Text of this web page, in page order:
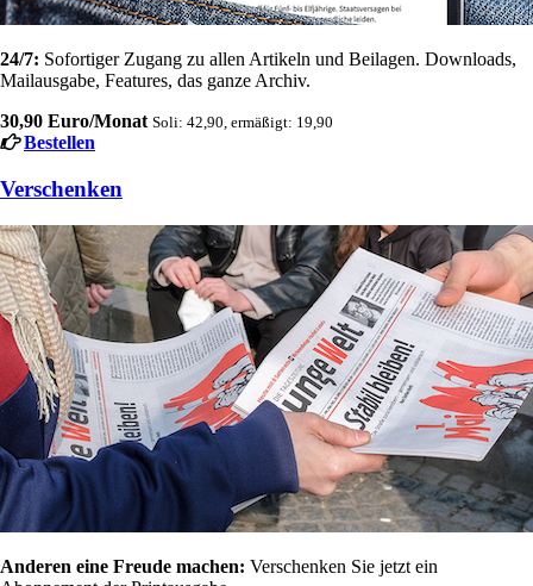
24/7: Sofortiger Zugang zu allen Artikeln und Beilagen. Downloads,
Mailausgabe, Features, das ganze Archiv.
30,90 Euro/Monat Soli: 42,90, ermäßigt: 19,90
Bestellen
Verschenken
Anderen eine Freude machen: Verschenken Sie jetzt ein